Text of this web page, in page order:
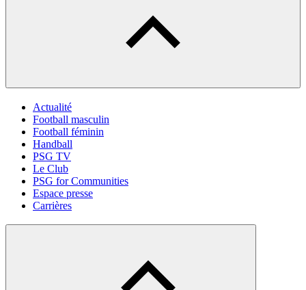
Actualité
Football masculin
Football féminin
Handball
PSG TV
Le Club
PSG for Communities
Espace presse
Carrières